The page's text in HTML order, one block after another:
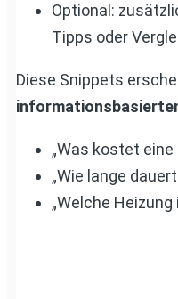
Optional:
Tipps oder
Diese Snippets
„Was kostet eine
„Wie lange
„Welche